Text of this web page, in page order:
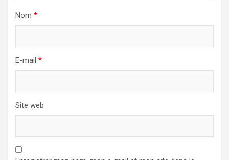
Nom *
E-mail *
Site web